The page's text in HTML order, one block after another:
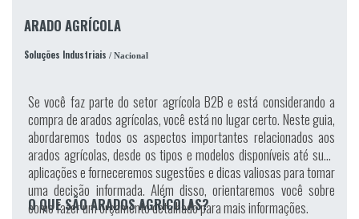
ARADO AGRÍCOLA
Soluções Industriais / Nacional
Se você faz parte do setor agrícola B2B e está considerando a
compra de arados agrícolas, você está no lugar certo. Neste guia,
abordaremos todos os aspectos importantes relacionados aos
arados agrícolas, desde os tipos e modelos disponíveis até suas
aplicações e forneceremos sugestões e dicas valiosas para tomar
uma decisão informada. Além disso, orientaremos você sobre
como fazer um orçamento detalhado para mais informações.
O QUE SÃO ARADOS AGRÍCOLAS?